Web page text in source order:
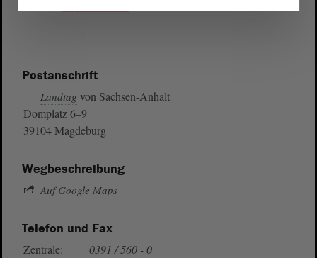
Postanschrift
Landtag von Sachsen-Anhalt
Domplatz 6–9
39104 Magdeburg
Wegbeschreibung
Auf Google Maps
Telefon und Fax
Zentrale:
0391 / 560 - 0